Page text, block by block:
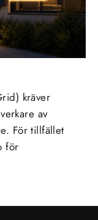
kräver
av
För tillfället
för